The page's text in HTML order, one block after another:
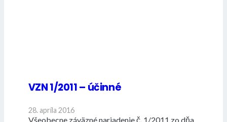
VZN 1/2011 – účinné
28. apríla 2016
Všeobecne záväzné nariadenie č. 1/2011 zo dňa